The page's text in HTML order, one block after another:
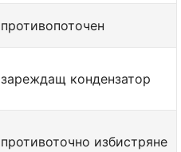
противопоточен
зареждащ кондензатор
противоточно избистряне